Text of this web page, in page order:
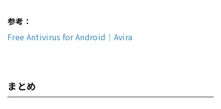
参考：
Free Antivirus for Android｜Avira
まとめ